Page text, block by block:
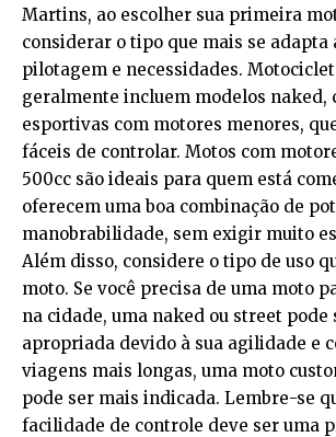
Martins, ao escolher sua primeira
considerar o tipo que mais se adapta
pilotagem e necessidades.
geralmente incluem modelos naked,
esportivas com motores menores,
fáceis de controlar. Motos com
500cc são ideais para quem está
oferecem uma boa combinação de
manobrabilidade, sem exigir muito
Além disso, considere o tipo de uso
moto. Se você precisa de uma moto
na cidade, uma naked ou street pode
apropriada devido à sua agilidade e
viagens mais longas, uma moto
pode ser mais indicada. Lembre-se
facilidade de controle deve ser uma